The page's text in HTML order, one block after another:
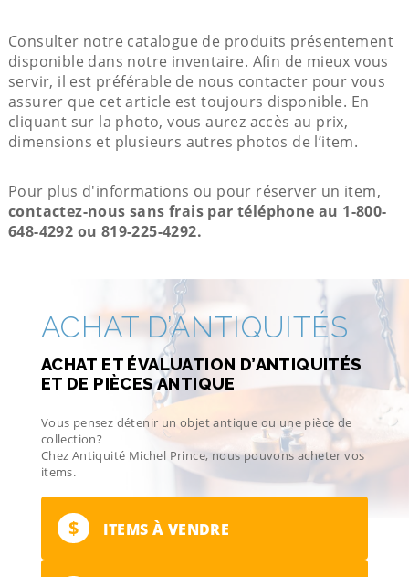
Consulter notre catalogue de produits présentement
disponible dans notre inventaire. Afin de mieux vous
servir, il est préférable de nous contacter pour vous
assurer que cet article est toujours disponible. En
cliquant sur la photo, vous aurez accès au prix,
dimensions et plusieurs autres photos de l’item.
Pour plus d'informations ou pour réserver un item,
contactez-nous sans frais par téléphone au 1-800-
648-4292 ou 819-225-4292.
ACHAT D’ANTIQUITÉS
ACHAT ET ÉVALUATION D’ANTIQUITÉS
ET DE PIÈCES ANTIQUE
Vous pensez détenir un objet antique ou une pièce de
collection?
Chez Antiquité Michel Prince, nous pouvons acheter vos
items.
$ ITEMS À VENDRE